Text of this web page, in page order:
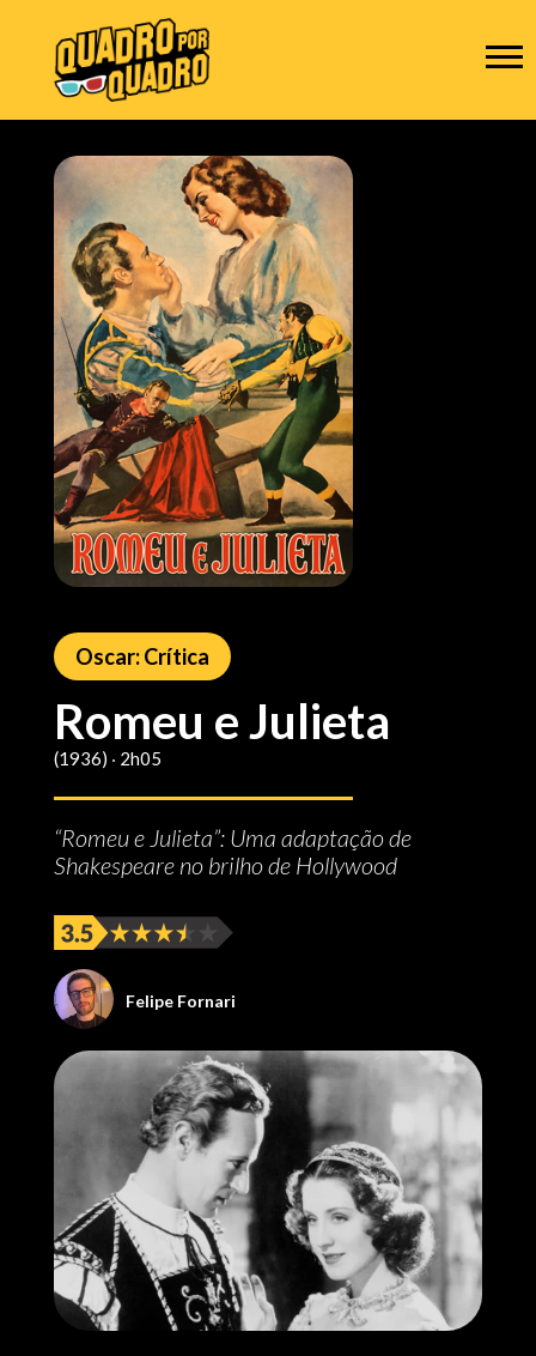
Oscar: Crítica
Romeu e Julieta
(1936) ‧ 2h05
“Romeu e Julieta”: Uma adaptação de
Shakespeare no brilho de Hollywood
Felipe Fornari